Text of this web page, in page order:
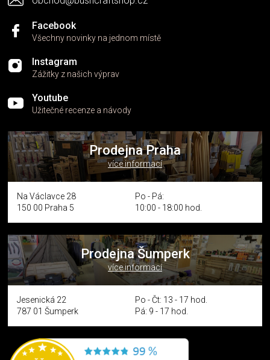
Facebook
Všechny novinky na jednom místě
Instagram
Zážitky z našich výprav
Youtube
Užitečné recenze a návody
Prodejna Praha
více informací
Na Václavce 28
150 00 Praha 5
Po - Pá:
10:00 - 18:00 hod.
Prodejna Šumperk
více informací
Jesenická 22
787 01 Šumperk
Po - Čt: 13 - 17 hod.
Pá: 9 - 17 hod.